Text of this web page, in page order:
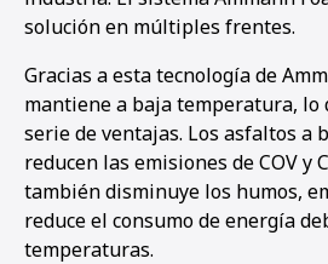
solución en múltiples frentes.
Gracias a esta tecnología de
mantiene a baja temperatura, lo
serie de ventajas. Los asfaltos a
reducen las emisiones de COV y
también disminuye los humos,
reduce el consumo de energía
temperaturas.